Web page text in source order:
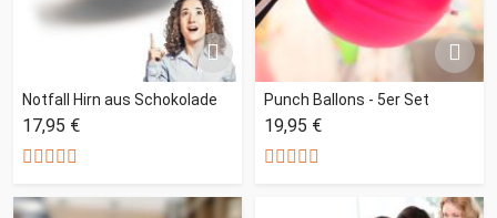
Notfall Hirn aus Schokolade
17,95 €
Punch Ballons - 5er Set
19,95 €